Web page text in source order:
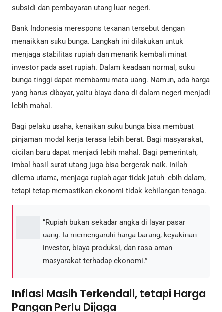
subsidi dan pembayaran utang luar negeri.
Bank Indonesia merespons tekanan tersebut dengan
menaikkan suku bunga. Langkah ini dilakukan untuk
menjaga stabilitas rupiah dan menarik kembali minat
investor pada aset rupiah. Dalam keadaan normal, suku
bunga tinggi dapat membantu mata uang. Namun, ada harga
yang harus dibayar, yaitu biaya dana di dalam negeri menjadi
lebih mahal.
Bagi pelaku usaha, kenaikan suku bunga bisa membuat
pinjaman modal kerja terasa lebih berat. Bagi masyarakat,
cicilan baru dapat menjadi lebih mahal. Bagi pemerintah,
imbal hasil surat utang juga bisa bergerak naik. Inilah
dilema utama, menjaga rupiah agar tidak jatuh lebih dalam,
tetapi tetap memastikan ekonomi tidak kehilangan tenaga.
“Rupiah bukan sekadar angka di layar pasar
uang. Ia memengaruhi harga barang, keyakinan
investor, biaya produksi, dan rasa aman
masyarakat terhadap ekonomi.”
Inflasi Masih Terkendali, tetapi Harga
Pangan Perlu Dijaga